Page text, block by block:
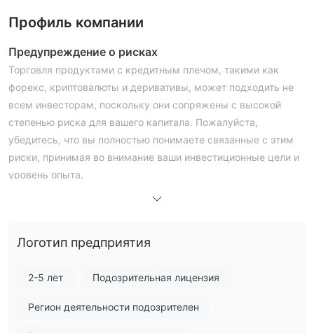
Профиль компании
Предупреждение о рисках
Торговля продуктами с кредитным плечом, такими как
форекс, криптовалюты и деривативы, может подходить не
всем инвесторам, поскольку они сопряжены с высокой
степенью риска для вашего капитала. Пожалуйста,
убедитесь, что вы полностью понимаете связанные с этим
риски, принимая во внимание ваши инвестиционные цели и
уровень опыта.
Fivoroутверждает, что работает как брокерская компания,
криптовалютой. Fivoro является торговым брендом,
зарегистрированная на ул. Винсент и Гренадины, с рег. нет.
Логотип предприятия
2-5 лет Подозрительная лицензия
Регион деятельности подозрителен